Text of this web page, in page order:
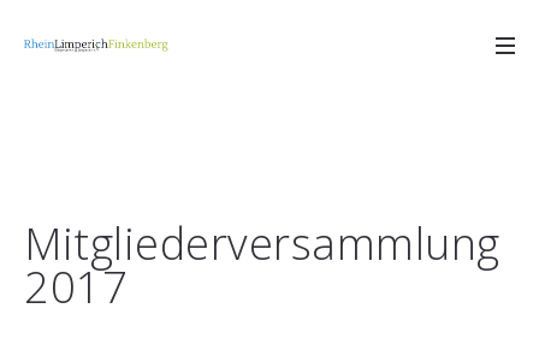
Mitgliederversammlung
2017